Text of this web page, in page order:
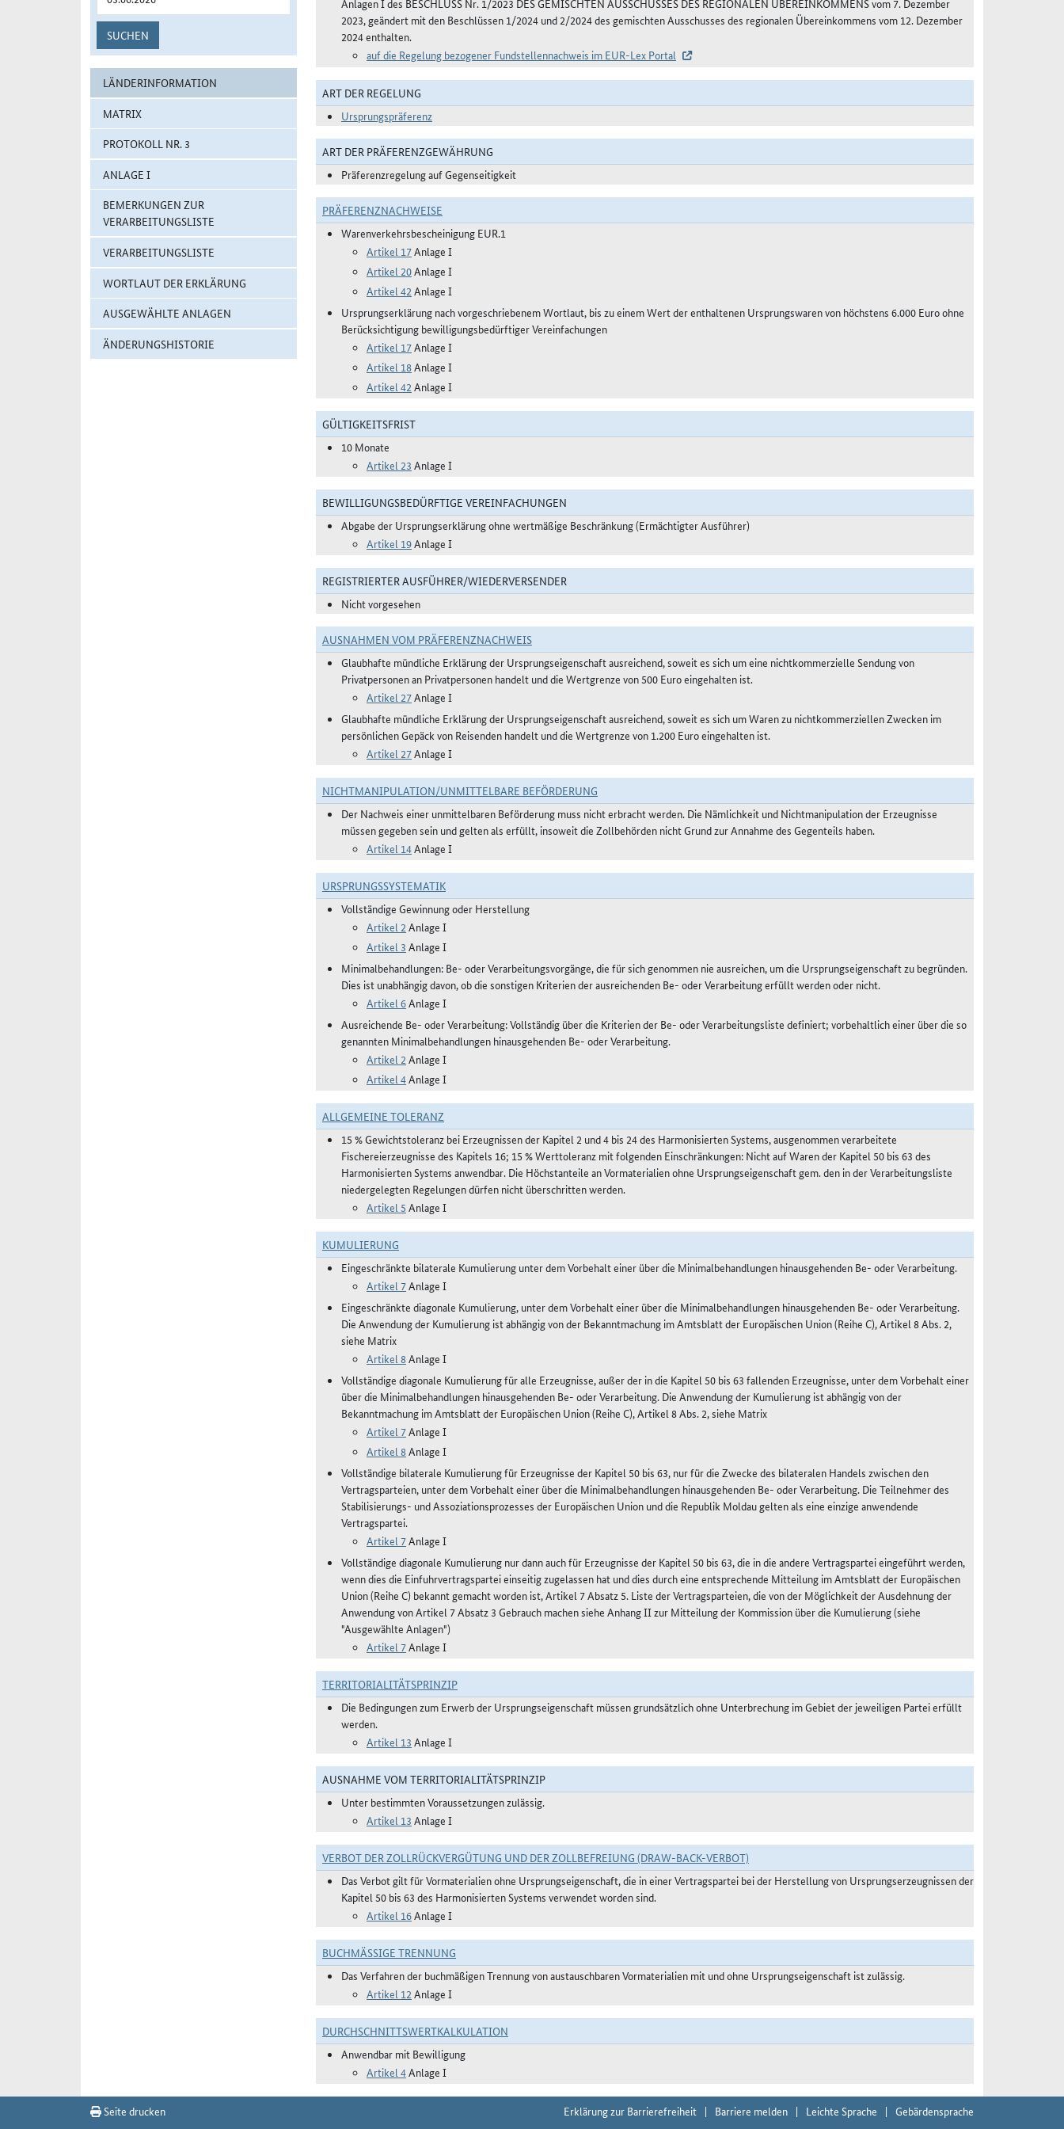
SUCHEN
LÄNDERINFORMATION
MATRIX
PROTOKOLL NR. 3
ANLAGE I
BEMERKUNGEN ZUR
VERARBEITUNGSLISTE
VERARBEITUNGSLISTE
WORTLAUT DER ERKLÄRUNG
AUSGEWÄHLTE ANLAGEN
ÄNDERUNGSHISTORIE
Anlagen I des BESCHLUSS Nr. 1/2023 DES GEMISCHTEN AUSSCHUSSES DES REGIONALEN ÜBEREINKOMMENS vom 7. Dezember
2023, geändert mit den Beschlüssen 1/2024 und 2/2024 des gemischten Ausschusses des regionalen Übereinkommens vom 12. Dezember
2024 enthalten.
auf die Regelung bezogener Fundstellennachweis im EUR-Lex Portal
ART DER REGELUNG
Ursprungspräferenz
ART DER PRÄFERENZGEWÄHRUNG
Präferenzregelung auf Gegenseitigkeit
PRÄFERENZNACHWEISE
Warenverkehrsbescheinigung EUR.1
Artikel 17Anlage I
Artikel 20Anlage I
Artikel 42 Anlage I
Ursprungserklärung nach vorgeschriebenem Wortlaut, bis zu einem Wert der enthaltenen Ursprungswaren von höchstens 6.000 Euro ohne
Berücksichtigung bewilligungsbedürftiger Vereinfachungen
Artikel 17Anlage I
Artikel 18Anlage I
Artikel 42 Anlage I
GÜLTIGKEITSFRIST
10 Monate
Artikel 23 Anlage I
BEWILLIGUNGSBEDÜRFTIGE VEREINFACHUNGEN
Abgabe der Ursprungserklärung ohne wertmäßige Beschränkung (Ermächtigter Ausführer)
Artikel 19Anlage I
REGISTRIERTER AUSFÜHRER/WIEDERVERSENDER
Nicht vorgesehen
AUSNAHMEN VOM PRÄFERENZNACHWEIS
Glaubhafte mündliche Erklärung der Ursprungseigenschaft ausreichend, soweit es sich um eine nichtkommerzielle Sendung von
Privatpersonen an Privatpersonen handelt und die Wertgrenze von 500 Euro eingehalten ist.
Artikel 27Anlage I
Glaubhafte mündliche Erklärung der Ursprungseigenschaft ausreichend, soweit es sich um Waren zu nichtkommerziellen Zwecken im
persönlichen Gepäck von Reisenden handelt und die Wertgrenze von 1.200 Euro eingehalten ist.
Artikel 27Anlage I
NICHTMANIPULATION/UNMITTELBARE BEFÖRDERUNG
Der Nachweis einer unmittelbaren Beförderung muss nicht erbracht werden. Die Nämlichkeit und Nichtmanipulation der Erzeugnisse
müssen gegeben sein und gelten als erfüllt, insoweit die Zollbehörden nicht Grund zur Annahme des Gegenteils haben.
Artikel 14Anlage I
URSPRUNGSSYSTEMATIK
Vollständige Gewinnung oder Herstellung
Artikel 2 Anlage I
Artikel 3 Anlage I
Minimalbehandlungen: Be- oder Verarbeitungsvorgänge, die für sich genommen nie ausreichen, um die Ursprungseigenschaft zu begründen.
Dies ist unabhängig davon, ob die sonstigen Kriterien der ausreichenden Be- oder Verarbeitung erfüllt werden oder nicht.
Artikel 6Anlage I
Ausreichende Be- oder Verarbeitung: Vollständig über die Kriterien der Be- oder Verarbeitungsliste definiert; vorbehaltlich einer über die so
genannten Minimalbehandlungen hinausgehenden Be- oder Verarbeitung.
Artikel 2 Anlage I
Artikel 4Anlage I
ALLGEMEINE TOLERANZ
15 % Gewichtstoleranz bei Erzeugnissen der Kapitel 2 und 4 bis 24 des Harmonisierten Systems, ausgenommen verarbeitete
Fischereierzeugnisse des Kapitels 16; 15 % Werttoleranz mit folgenden Einschränkungen: Nicht auf Waren der Kapitel 50 bis 63 des
Harmonisierten Systems anwendbar. Die Höchstanteile an Vormaterialien ohne Ursprungseigenschaft gem. den in der Verarbeitungsliste
niedergelegten Regelungen dürfen nicht überschritten werden.
Artikel 5 Anlage I
KUMULIERUNG
Eingeschränkte bilaterale Kumulierung unter dem Vorbehalt einer über die Minimalbehandlungen hinausgehenden Be- oder Verarbeitung.
Artikel 7Anlage I
Eingeschränkte diagonale Kumulierung, unter dem Vorbehalt einer über die Minimalbehandlungen hinausgehenden Be- oder Verarbeitung.
Die Anwendung der Kumulierung ist abhängig von der Bekanntmachung im Amtsblatt der Europäischen Union (Reihe C), Artikel 8 Abs. 2,
siehe Matrix
Artikel 8Anlage I
Vollständige diagonale Kumulierung für alle Erzeugnisse, außer der in die Kapitel 50 bis 63 fallenden Erzeugnisse, unter dem Vorbehalt einer
über die Minimalbehandlungen hinausgehenden Be- oder Verarbeitung. Die Anwendung der Kumulierung ist abhängig von der
Bekanntmachung im Amtsblatt der Europäischen Union (Reihe C), Artikel 8 Abs. 2, siehe Matrix
Artikel 7Anlage I
Artikel 8Anlage I
Vollständige bilaterale Kumulierung für Erzeugnisse der Kapitel 50 bis 63, nur für die Zwecke des bilateralen Handels zwischen den
Vertragsparteien, unter dem Vorbehalt einer über die Minimalbehandlungen hinausgehenden Be- oder Verarbeitung. Die Teilnehmer des
Stabilisierungs- und Assoziationsprozesses der Europäischen Union und die Republik Moldau gelten als eine einzige anwendende
Vertragspartei.
Artikel 7Anlage I
Vollständige diagonale Kumulierung nur dann auch für Erzeugnisse der Kapitel 50 bis 63, die in die andere Vertragspartei eingeführt werden,
wenn dies die Einfuhrvertragspartei einseitig zugelassen hat und dies durch eine entsprechende Mitteilung im Amtsblatt der Europäischen
Union (Reihe C) bekannt gemacht worden ist, Artikel 7 Absatz 5. Liste der Vertragsparteien, die von der Möglichkeit der Ausdehnung der
Anwendung von Artikel 7 Absatz 3 Gebrauch machen siehe Anhang II zur Mitteilung der Kommission über die Kumulierung (siehe
"Ausgewählte Anlagen")
Artikel 7Anlage I
TERRITORIALITÄTSPRINZIP
Die Bedingungen zum Erwerb der Ursprungseigenschaft müssen grundsätzlich ohne Unterbrechung im Gebiet der jeweiligen Partei erfüllt
werden.
Artikel 13 Anlage I
AUSNAHME VOM TERRITORIALITÄTSPRINZIP
Unter bestimmten Voraussetzungen zulässig.
Artikel 13 Anlage I
VERBOT DER ZOLLRÜCKVERGÜTUNG UND DER ZOLLBEFREIUNG (DRAW-BACK-VERBOT)
Das Verbot gilt für Vormaterialien ohne Ursprungseigenschaft, die in einer Vertragspartei bei der Herstellung von Ursprungserzeugnissen der
Kapitel 50 bis 63 des Harmonisierten Systems verwendet worden sind.
Artikel 16Anlage I
BUCHMÄSSIGE TRENNUNG
Das Verfahren der buchmäßigen Trennung von austauschbaren Vormaterialien mit und ohne Ursprungseigenschaft ist zulässig.
Artikel 12 Anlage I
DURCHSCHNITTSWERTKALKULATION
Anwendbar mit Bewilligung
Artikel 4Anlage I
Seite drucken Erklärung zur Barrierefreiheit Barriere melden Leichte Sprache Gebärdensprache